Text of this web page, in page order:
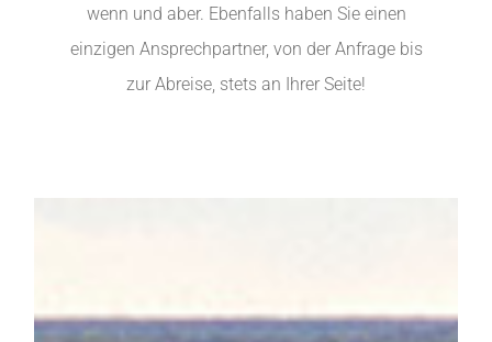
wenn und aber. Ebenfalls haben Sie einen
einzigen Ansprechpartner, von der Anfrage bis
zur Abreise, stets an Ihrer Seite!